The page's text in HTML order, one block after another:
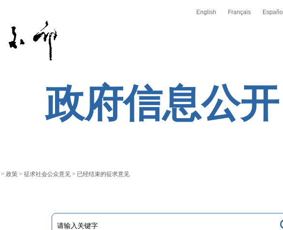
English Français Español
政府信息公开
> 政策 > 征求社会公众意见 > 已经结束的征求意见